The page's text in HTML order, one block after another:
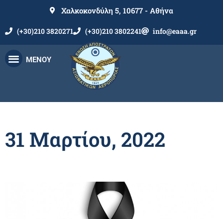
Χαλκοκονδύλη 5, 10677 - Αθήνα
(+30)210 3820271 (+30)210 3802241 info@eaaa.gr
ΜΕΝΟΥ
31 Μαρτίου, 2022